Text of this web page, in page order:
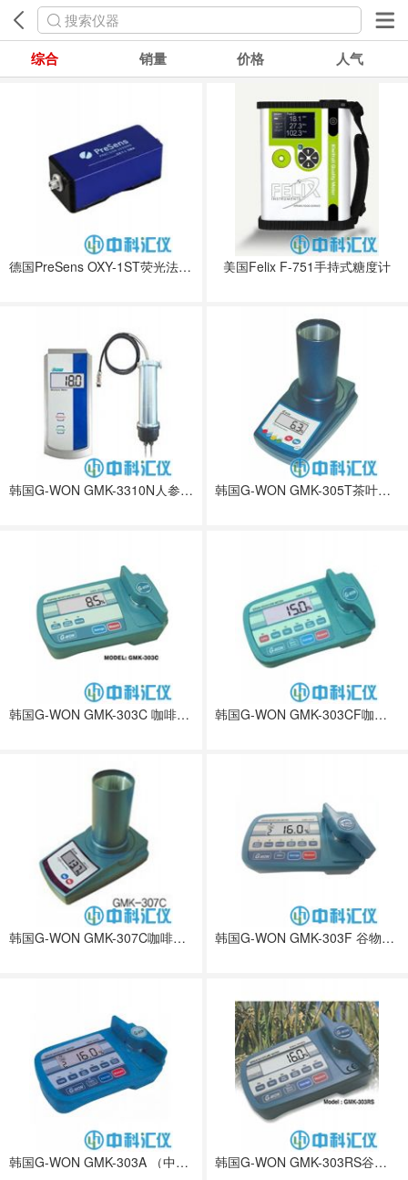
搜索仪器
综合 销量 价格 人气
德国PreSens OXY-1ST荧光法顶空氧分析仪 美国Felix F-751手持式糖度计
韩国G-WON GMK-3310N人参水分仪 韩国G-WON GMK-305T茶叶水分测定仪
韩国G-WON GMK-303C 咖啡豆水分测定仪 韩国G-WON GMK-303CF咖啡和谷物水分测定仪
韩国G-WON GMK-307C咖啡豆水分测定仪 韩国G-WON GMK-303F 谷物水分测定仪
韩国G-WON GMK-303A （中文界面）谷物水分测定仪 韩国G-WON GMK-303RS谷物水分测定仪